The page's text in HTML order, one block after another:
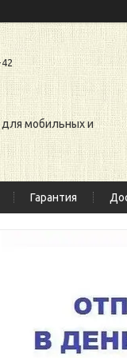
для мобильных и
Гарантия